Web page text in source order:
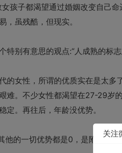
孩子都渴望通过婚姻改变自己
，虽残酷，但现实。
特别有意思的观点:“人成熟的标
的女性，所谓的优质实在是太
难。不少女性都渴望在27-29岁
定。再往后，年龄没优势。
他的一切优势都是0 ，是附属的
关注